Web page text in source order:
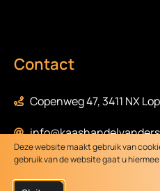
Contact
Copenweg 47, 3411 NX
0348-472058
Deze website maakt gebruik van
gebruik van de website gaat u